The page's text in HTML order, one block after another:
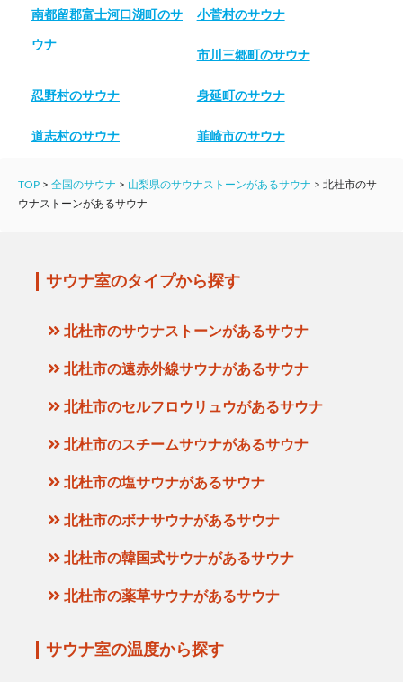
南都留郡富士河口湖町のサ
ウナ
小菅村のサウナ
市川三郷町のサウナ
忍野村のサウナ 身延町のサウナ
道志村のサウナ 韮崎市のサウナ
TOP > 全国のサウナ > 山梨県のサウナストーンがあるサウナ > 北杜市のサ
ウナストーンがあるサウナ
サウナ室のタイプから探す
北杜市のサウナストーンがあるサウナ
北杜市の遠赤外線サウナがあるサウナ
北杜市のセルフロウリュウがあるサウナ
北杜市のスチームサウナがあるサウナ
北杜市の塩サウナがあるサウナ
北杜市のボナサウナがあるサウナ
北杜市の韓国式サウナがあるサウナ
北杜市の薬草サウナがあるサウナ
サウナ室の温度から探す